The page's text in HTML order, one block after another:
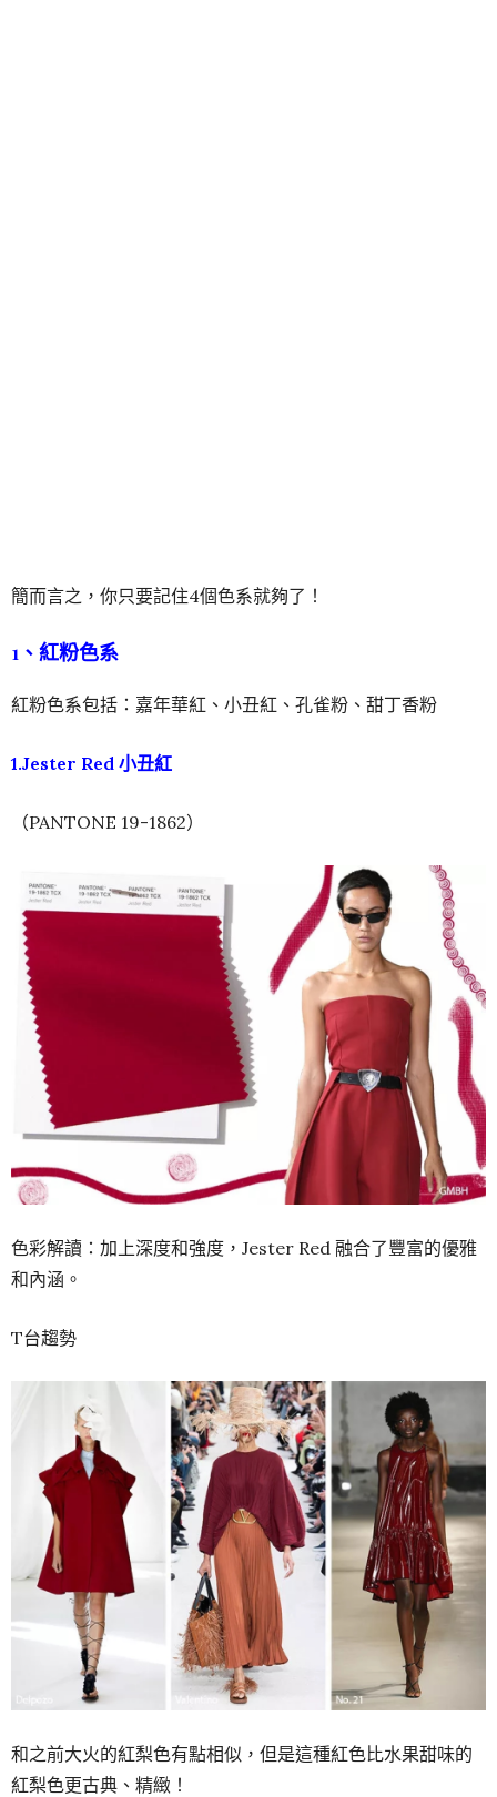
簡而言之，你只要記住4個色系就夠了！
1、紅粉色系
紅粉色系包括：嘉年華紅、小丑紅、孔雀粉、甜丁香粉
1.Jester Red 小丑紅
（PANTONE 19-1862）
色彩解讀：加上深度和強度，Jester Red 融合了豐富的優雅
和內涵。
T台趨勢
和之前大火的紅梨色有點相似，但是這種紅色比水果甜味的
紅梨色更古典、精緻！